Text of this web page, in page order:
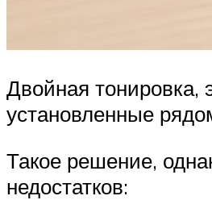
Двойная тонировка,
установленные
Такое решение,
недостатков: